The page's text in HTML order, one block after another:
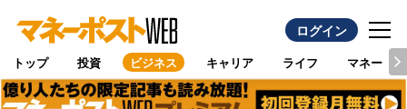
ログイン
トップ 投資 ビジネス キャリア ライフ マネー